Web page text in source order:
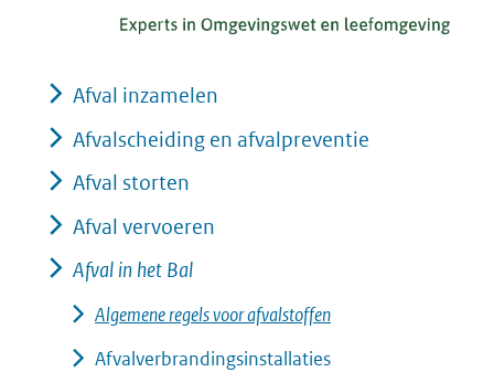
(verwijst
naar
een
andere
website)
Afval inzamelen
Afvalscheiding en afvalpreventie
Afval storten
Afval vervoeren
Afval in het Bal
Algemene regels voor afvalstoffen
Afvalverbrandingsinstallaties